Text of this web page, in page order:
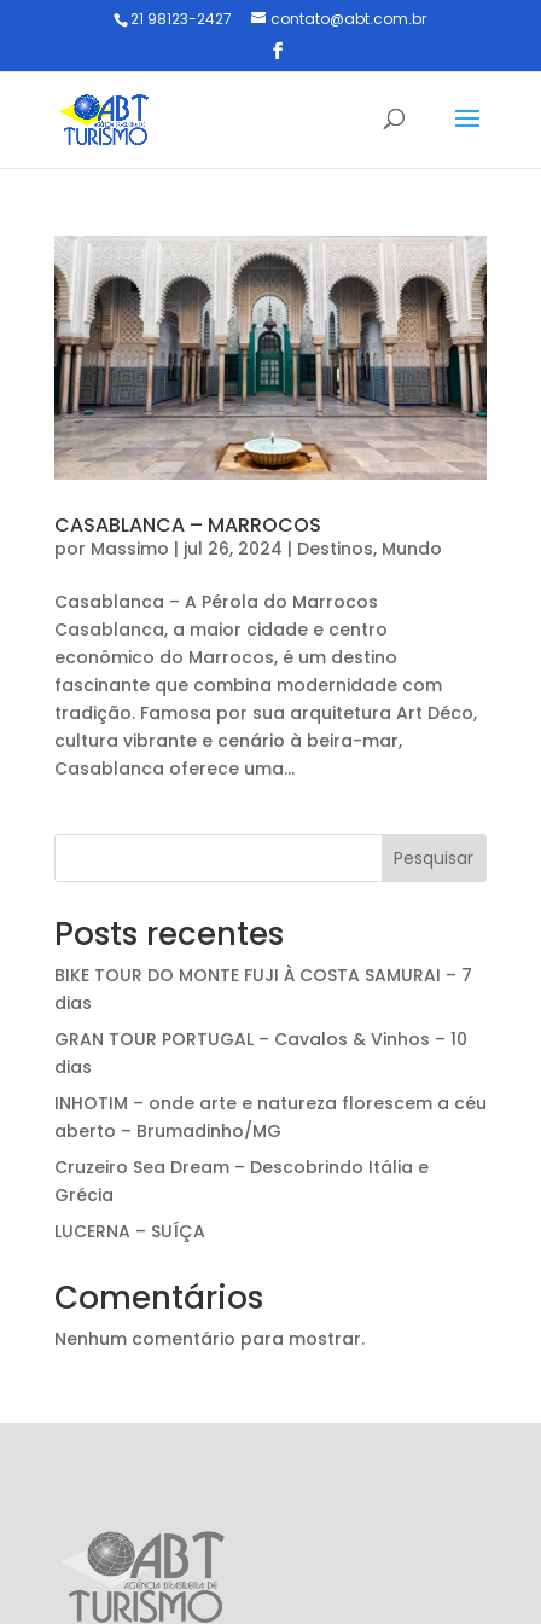
21 98123-2427 contato@abt.com.br
CASABLANCA – MARROCOS
por Massimo | jul 26, 2024 | Destinos, Mundo
Casablanca – A Pérola do Marrocos
Casablanca, a maior cidade e centro
econômico do Marrocos, é um destino
fascinante que combina modernidade com
tradição. Famosa por sua arquitetura Art Déco,
cultura vibrante e cenário à beira-mar,
Casablanca oferece uma...
Pesquisar
Posts recentes
BIKE TOUR DO MONTE FUJI À COSTA SAMURAI – 7
dias
GRAN TOUR PORTUGAL – Cavalos & Vinhos – 10
dias
INHOTIM – onde arte e natureza florescem a céu
aberto – Brumadinho/MG
Cruzeiro Sea Dream – Descobrindo Itália e
Grécia
LUCERNA – SUÍÇA
Comentários
Nenhum comentário para mostrar.